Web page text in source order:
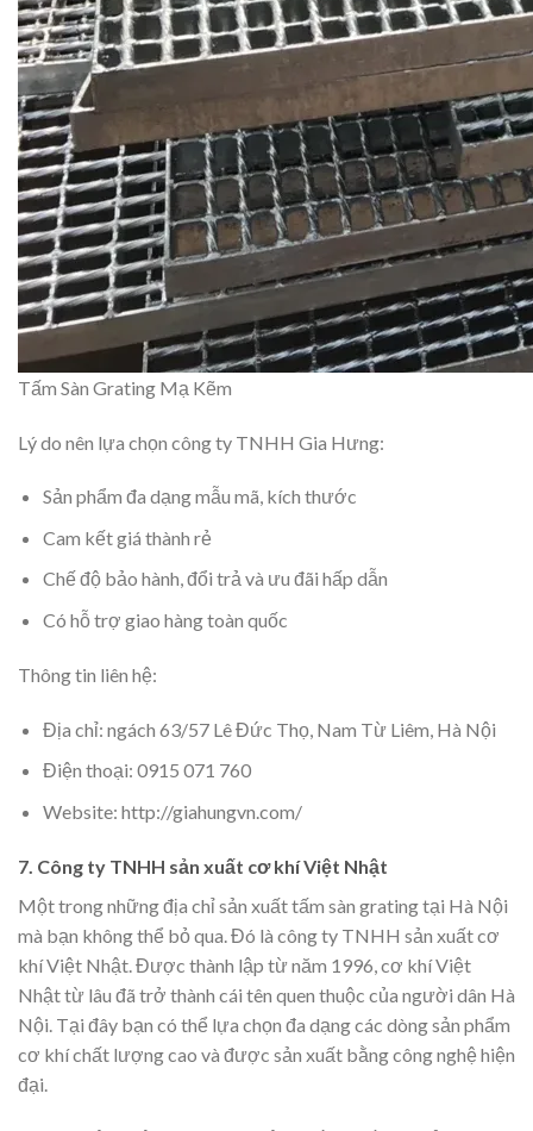
Tấm Sàn Grating Mạ Kẽm
Lý do nên lựa chọn công ty TNHH Gia Hưng:
Sản phẩm đa dạng mẫu mã, kích thước
Cam kết giá thành rẻ
Chế độ bảo hành, đổi trả và ưu đãi hấp dẫn
Có hỗ trợ giao hàng toàn quốc
Thông tin liên hệ:
Địa chỉ: ngách 63/57 Lê Đức Thọ, Nam Từ Liêm, Hà Nội
Điện thoại: 0915 071 760
Website: http://giahungvn.com/
7. Công ty TNHH sản xuất cơ khí Việt Nhật
Một trong những địa chỉ sản xuất tấm sàn grating tại Hà Nội
mà bạn không thể bỏ qua. Đó là công ty TNHH sản xuất cơ
khí Việt Nhật. Được thành lập từ năm 1996, cơ khí Việt
Nhật từ lâu đã trở thành cái tên quen thuộc của người dân Hà
Nội. Tại đây bạn có thể lựa chọn đa dạng các dòng sản phẩm
cơ khí chất lượng cao và được sản xuất bằng công nghệ hiện
đại.